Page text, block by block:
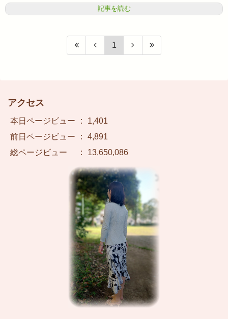
記事を読む
1
アクセス
本日ページビュー :
1,401
前日ページビュー
:
4,891
総ページビュー
: 13,650,086